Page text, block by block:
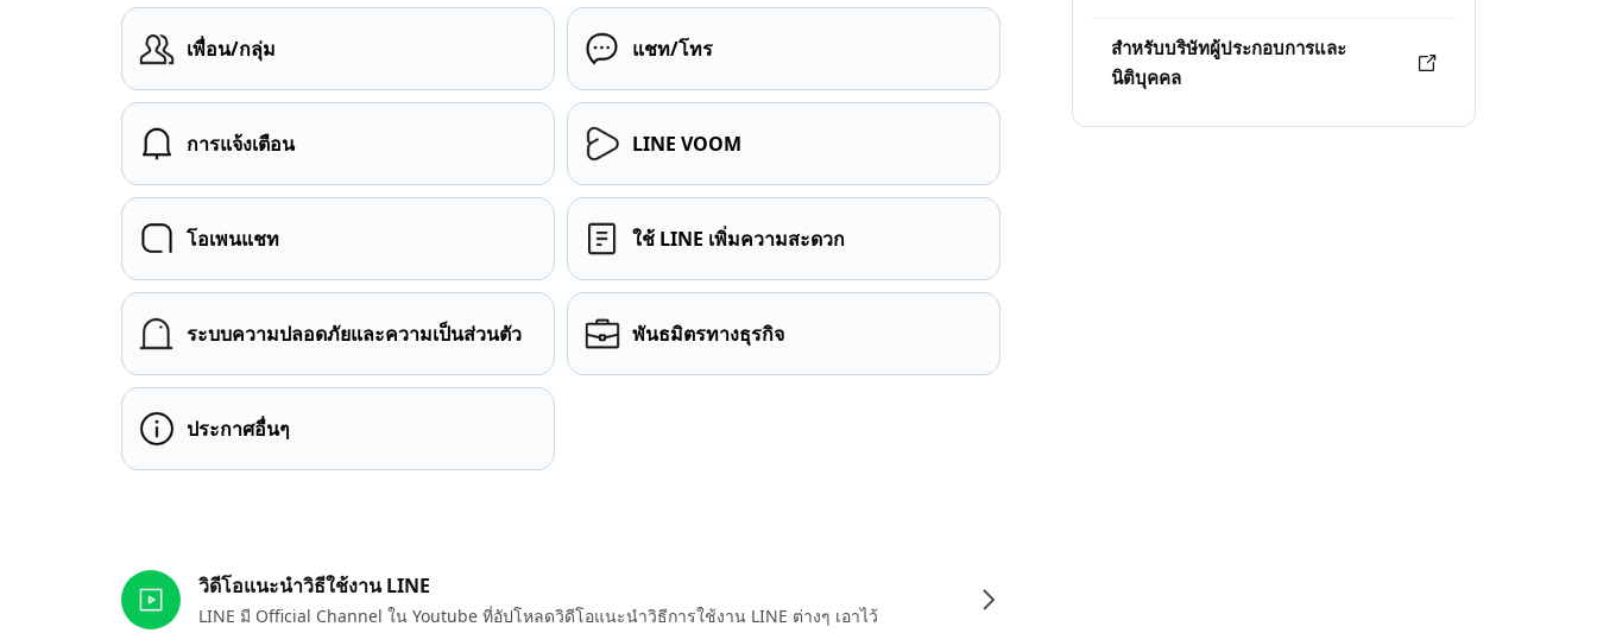
สำหรับบริษัทผู้ประกอบการและ
นิติบุคคล
เพื่อน/กลุ่ม แชท/โทร
การแจ้งเตือน LINE VOOM
โอเพนแชท ใช้ LINE เพิ่มความสะดวก
ระบบความปลอดภัยและความเป็นส่วนตัว พันธมิตรทางธุรกิจ
ประกาศอื่นๆ
วิดีโอแนะนำวิธีใช้งาน LINE
LINE มี Official Channel ใน Youtube ที่อัปโหลดวิดีโอแนะนำวิธีการใช้งาน LINE ต่างๆ เอาไว้